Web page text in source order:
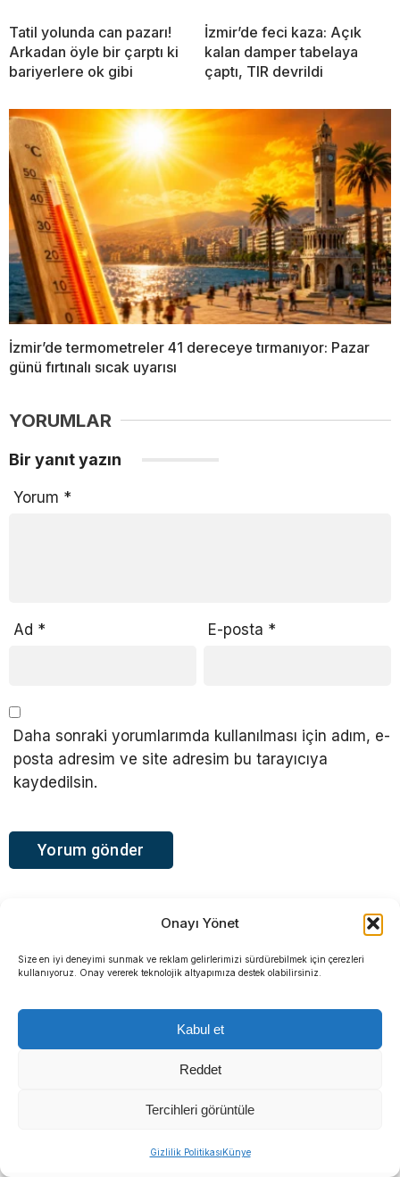
Onayı Yönet
Size en iyi deneyimi sunmak ve reklam gelirlerimizi sürdürebilmek için çerezleri
kullanıyoruz. Onay vererek teknolojik altyapımıza destek olabilirsiniz.
Kabul et
Reddet
Tercihleri görüntüle
Gizlilik PolitikasıKünye
Tatil yolunda can pazarı!
Arkadan öyle bir çarptı ki
bariyerlere ok gibi
İzmir’de feci kaza: Açık
kalan damper tabelaya
çaptı, TIR devrildi
İzmir’de termometreler 41 dereceye tırmanıyor: Pazar
günü fırtınalı sıcak uyarısı
YORUMLAR
Bir yanıt yazın
Yorum *
Ad * E-posta *
Daha sonraki yorumlarımda kullanılması için adım, e-
posta adresim ve site adresim bu tarayıcıya
kaydedilsin.
Sosyal medya hesaplarımızı keşfedin